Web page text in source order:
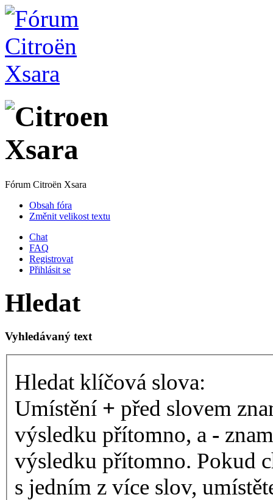
Fórum Citroën Xsara
Obsah fóra
Změnit velikost textu
Chat
FAQ
Registrovat
Přihlásit se
Hledat
Vyhledávaný text
Hledat klíčová slova:
Umístění + před slovem
výsledku přítomno, a -
výsledku přítomno. Pokud
s jedním z více slov,